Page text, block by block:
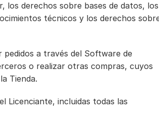
derechos sobre bases de datos, los
técnicos y los derechos
pedidos a través del Software de
o realizar otras compras, cuyos
Tienda.
Licenciante, incluidas todas las